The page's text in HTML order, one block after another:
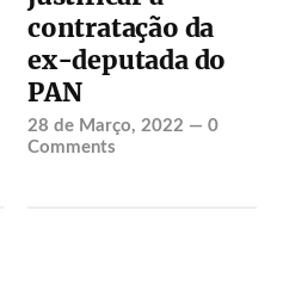
contratação da
ex-deputada do
PAN
28 de Março, 2022 —0
Comments